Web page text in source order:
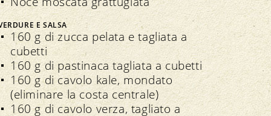
Importazione
Assicurazione della qualità
E SALSA
160 g di zucca pelata e tagliata a
cubetti
160 g di pastinaca tagliata a cubetti
160 g di cavolo kale, mondato
(eliminare la costa centrale)
160 g di cavolo verza, tagliato a